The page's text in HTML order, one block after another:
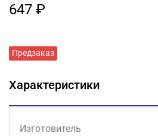
Предзаказ
647 ₽
Характеристики
Изготовитель